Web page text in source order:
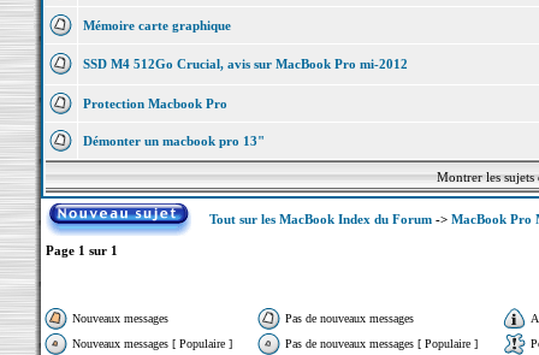
Mémoire carte graphique
SSD M4 512Go Crucial, avis sur MacBook Pro mi-2012
Protection Macbook Pro
Démonter un macbook pro 13"
Montrer les
Tout sur les MacBook Index du Forum-> MacBook Pro
Page 1 sur 1
Nouveaux messages Pas de nouveaux messages
Nouveaux messages [ Populaire ]
Pas de nouveaux messages [ Populaire ]